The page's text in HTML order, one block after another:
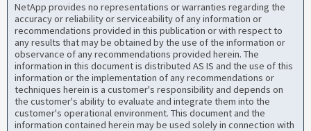
NetApp provides no representations or warranties regarding the
accuracy or reliability or serviceability of any information or
recommendations provided in this publication or with respect to
any results that may be obtained by the use of the information or
observance of any recommendations provided herein. The
information in this document is distributed AS IS and the use of this
information or the implementation of any recommendations or
techniques herein is a customer's responsibility and depends on
the customer's ability to evaluate and integrate them into the
customer's operational environment. This document and the
information contained herein may be used solely in connection with